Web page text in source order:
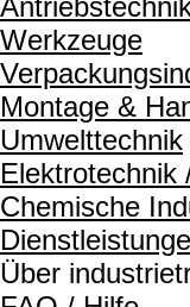
Werkzeuge
Montage &
Umwelttechnik
Elektrotechnik
Chemische
Über